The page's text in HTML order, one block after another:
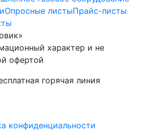
Опросные листыПрайс-листы
характер и не
офертой
горячая линия
конфиденциальности